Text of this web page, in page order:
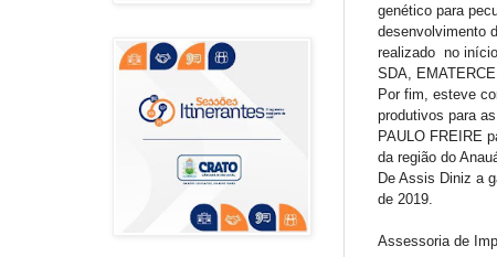
genético para
desenvolvimento
realizado no
SDA,
Por fim, esteve
produtivos para
PAULO FREIRE
da região do
De Assis Diniz a
de 2019.
Assessoria de